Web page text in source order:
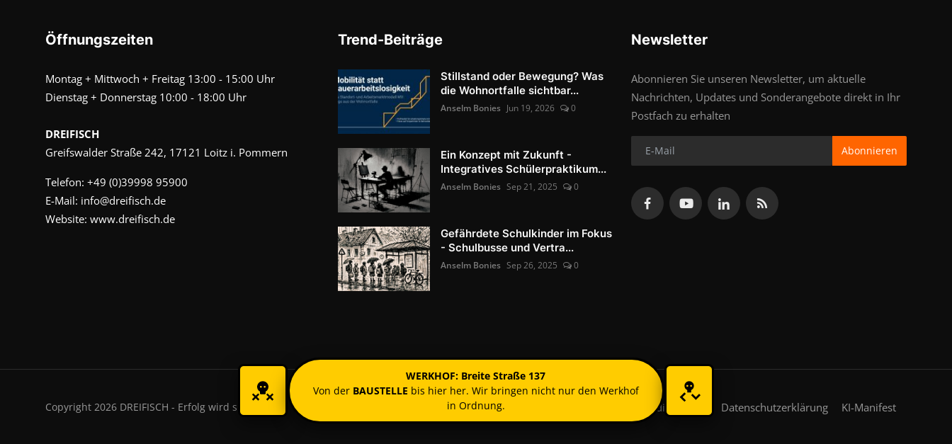
Öffnungszeiten
Montag + Mittwoch + Freitag 13:00 - 15:00 Uhr
Dienstag + Donnerstag 10:00 - 18:00 Uhr
DREIFISCH
Greifswalder Straße 242, 17121 Loitz i. Pommern
Telefon: +49 (0)39998 95900
E-Mail: info@dreifisch.de
Website: www.dreifisch.de
Trend-Beiträge
Stillstand oder Bewegung? Was
die Wohnortfalle sichtbar...
Anselm Bonies Jun 19, 2026 0
Ein Konzept mit Zukunft -
Integratives Schülerpraktikum...
Anselm Bonies Sep 21, 2025 0
Gefährdete Schulkinder im Fokus
- Schulbusse und Vertra...
Anselm Bonies Sep 26, 2025 0
Newsletter
Abonnieren Sie unseren Newsletter, um aktuelle
Nachrichten, Updates und Sonderangebote direkt in Ihr
Postfach zu erhalten
Abonnieren
Copyright 2026 DREIFISCH - Erfolg wird sichtbar. Nutzungsbedingungen Datenschutzerklärung KI-Manifest
WERKHOF: Breite Straße 137
Von der BAUSTELLE bis hier her. Wir bringen nicht nur den Werkhof
in Ordnung.